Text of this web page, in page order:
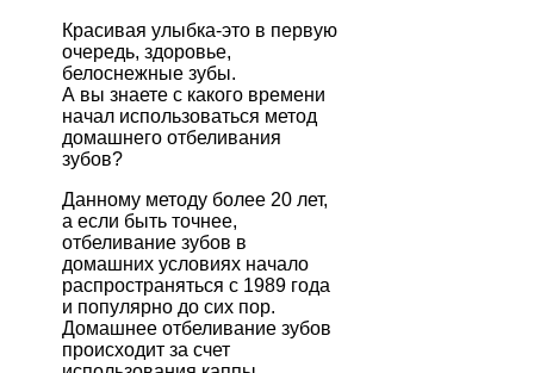
Красивая улыбка-это в первую
очередь, здоровье,
белоснежные зубы.
А вы знаете с какого времени
начал использоваться метод
домашнего отбеливания
зубов?
Данному методу более 20 лет,
а если быть точнее,
отбеливание зубов в
домашних условиях начало
распространяться с 1989 года
и популярно до сих пор.
Домашнее отбеливание зубов
происходит за счет